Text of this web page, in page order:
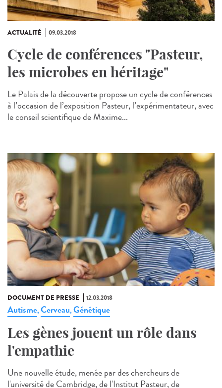
ACTUALITÉ 09.03.2018
Cycle de conférences "Pasteur,
les microbes en héritage"
Le Palais de la découverte propose un cycle de conférences
à l’occasion de l’exposition Pasteur, l’expérimentateur, avec
le conseil scientifique de Maxime...
DOCUMENT DE PRESSE 12.03.2018
Autisme,Cerveau,Génétique
Les gènes jouent un rôle dans
l'empathie
Une nouvelle étude, menée par des chercheurs de
l'université de Cambridge, de l'Institut Pasteur, de